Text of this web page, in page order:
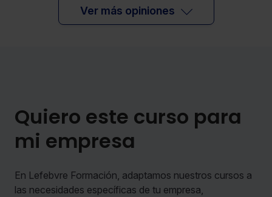
Ver más opiniones
Quiero este curso para
mi empresa
En Lefebvre Formación, adaptamos nuestros cursos a
las necesidades específicas de tu empresa,